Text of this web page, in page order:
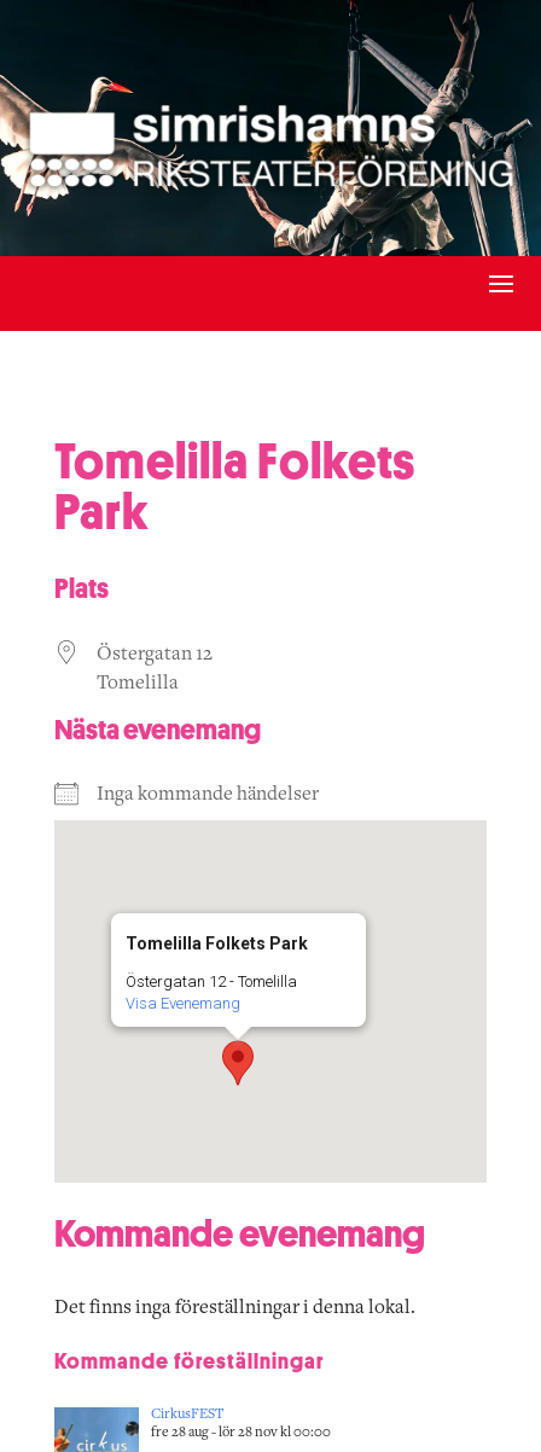
Tomelilla Folkets
Park
Plats
Östergatan 12
Tomelilla
Nästa evenemang
Inga kommande händelser
Tomelilla Folkets Park
Östergatan 12 - Tomelilla
Visa Evenemang
Kommande evenemang
Det finns inga föreställningar i denna lokal.
Kommande föreställningar
CirkusFEST
fre 28 aug - lör 28 nov kl 00:00